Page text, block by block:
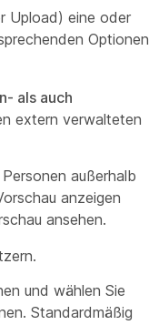
Upload) eine oder
Optionen
als auch
extern verwalteten
außerhalb
anzeigen
ansehen.
und wählen Sie
Standardmäßig